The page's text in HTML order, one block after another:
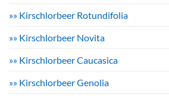
»» Kirschlorbeer Rotundifolia
»» Kirschlorbeer Novita
»» Kirschlorbeer Caucasica
»» Kirschlorbeer Genolia